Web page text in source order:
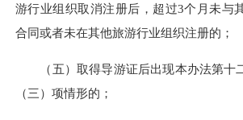
游行业组织取消注册后，超过3个月未与
合同或者未在其他旅游行业组织注册的；
（五）取得导游证后出现本办法第十
（三）项情形的；